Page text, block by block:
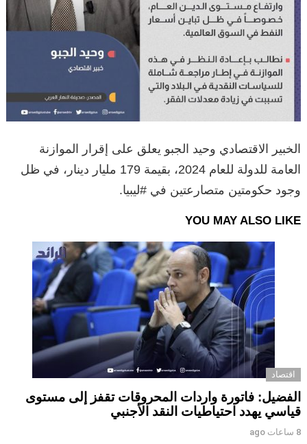
الخبير الاقتصادي وحيد الجبو يعلق على إقرار الموازنة
العامة للدولة للعام 2024، بقيمة 179 مليار دينار، في ظل
وجود حكومتين متصارعتين في #ليبيا.
YOU MAY ALSO LIKE
اقتصاد
الفضيل: فاتورة واردات المحروقات تقفز إلى مستوى
قياسي يهدد احتياطيات النقد الأجنبي
8 ساعات ago